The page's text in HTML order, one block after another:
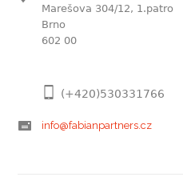
Marešova 304/12, 1.patro
Brno
602 00
(+420)530331766
info@fabianpartners.cz